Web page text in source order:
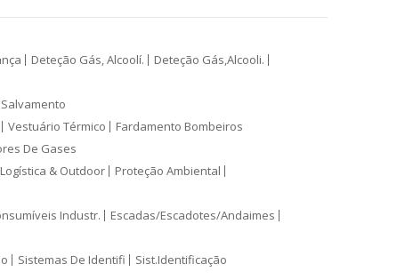
Deteção Gás, Alcoolí.
Deteção Gás,Alcooli.
Vestuário Térmico Fardamento Bombeiros
De Gases
Logística & Outdoor
Proteção Ambiental
Industr.
Escadas/Escadotes/Andaimes
Sistemas De Identifi Sist.Identificação